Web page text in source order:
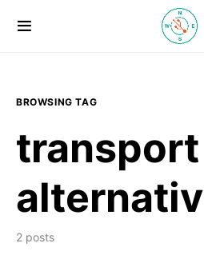
BROWSING TAG
transport
alternativ
2 posts